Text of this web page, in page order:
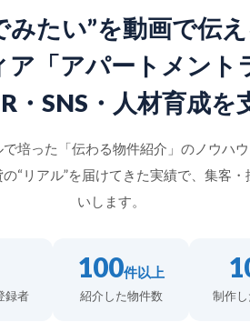
みたい”を動画で伝え
ア「アパートメント
・SNS・人材育成を
培った「伝わる物件紹介」のノウハウ
“リアル”を届けてきた実績で、集客
いします。
録者
100件以上
紹介した物件数 制作